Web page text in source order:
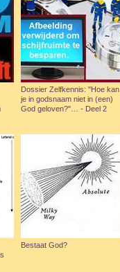
Dossier Zelfkennis: "Hoe kan
je in godsnaam niet in (een)
God geloven?"… - Deel 2
Bestaat God?